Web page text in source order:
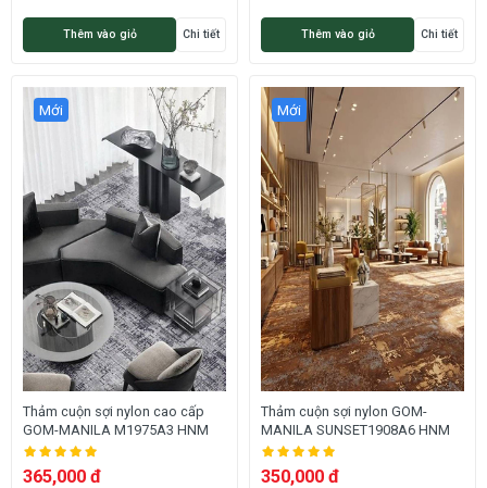
Thêm vào giỏ Chi tiết Thêm vào giỏ Chi tiết
Mới
Thảm cuộn sợi nylon cao cấp
GOM-MANILA M1975A3 HNM
365,000 đ
Mới
Thảm cuộn sợi nylon GOM-
MANILA SUNSET1908A6 HNM
350,000 đ